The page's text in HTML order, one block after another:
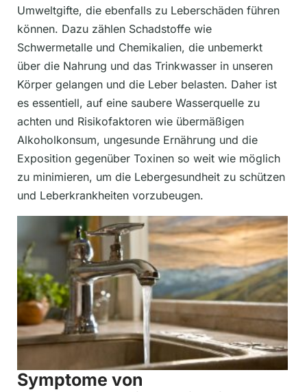
Umweltgifte, die ebenfalls zu Leberschäden führen
können. Dazu zählen Schadstoffe wie
Schwermetalle und Chemikalien, die unbemerkt
über die Nahrung und das Trinkwasser in unseren
Körper gelangen und die Leber belasten. Daher ist
es essentiell, auf eine saubere Wasserquelle zu
achten und Risikofaktoren wie übermäßigen
Alkoholkonsum, ungesunde Ernährung und die
Exposition gegenüber Toxinen so weit wie möglich
zu minimieren, um die Lebergesundheit zu schützen
und Leberkrankheiten vorzubeugen.
Symptome von